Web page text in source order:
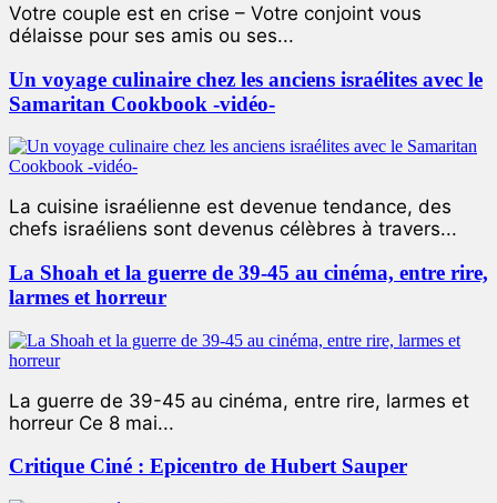
Votre couple est en crise – Votre conjoint vous
délaisse pour ses amis ou ses...
Un voyage culinaire chez les anciens israélites avec le
Samaritan Cookbook -vidéo-
La cuisine israélienne est devenue tendance, des
chefs israéliens sont devenus célèbres à travers...
La Shoah et la guerre de 39-45 au cinéma, entre rire,
larmes et horreur
La guerre de 39-45 au cinéma, entre rire, larmes et
horreur Ce 8 mai...
Critique Ciné : Epicentro de Hubert Sauper